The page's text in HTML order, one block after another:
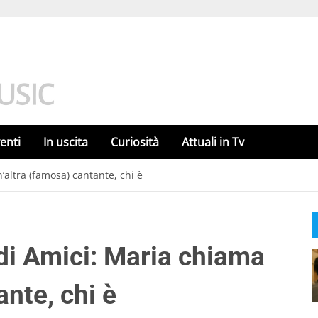
In uscita Curiosità Attuali in Tv
(famosa) cantante, chi è
Amici: Maria chiama
chi è